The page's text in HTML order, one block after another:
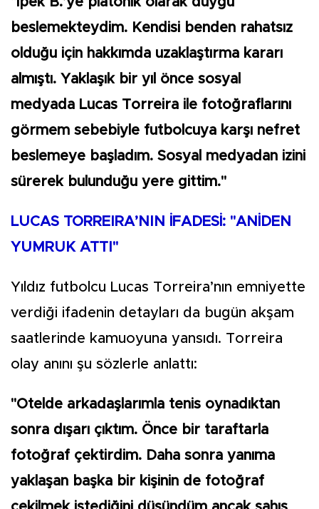
beslemekteydim. Kendisi benden rahatsız
olduğu için hakkımda uzaklaştırma kararı
almıştı. Yaklaşık bir yıl önce sosyal
medyada Lucas Torreira ile fotoğraflarını
görmem sebebiyle futbolcuya karşı nefret
beslemeye başladım. Sosyal medyadan izini
sürerek bulunduğu yere gittim."
LUCAS TORREIRA’NIN İFADESİ: "ANİDEN
YUMRUK ATTI"
Yıldız futbolcu Lucas Torreira’nın emniyette
verdiği ifadenin detayları da bugün akşam
saatlerinde kamuoyuna yansıdı. Torreira
olay anını şu sözlerle anlattı:
"Otelde arkadaşlarımla tenis oynadıktan
sonra dışarı çıktım. Önce bir taraftarla
fotoğraf çektirdim. Daha sonra yanıma
yaklaşan başka bir kişinin de fotoğraf